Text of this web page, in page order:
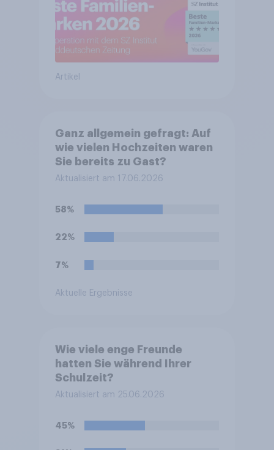
Artikel
Ganz allgemein gefragt: Auf
wie vielen Hochzeiten waren
Sie bereits zu Gast?
Aktualisiert am 17.06.2026
58%
22%
7%
Aktuelle Ergebnisse
Wie viele enge Freunde
hatten Sie während Ihrer
Schulzeit?
Aktualisiert am 25.06.2026
45%